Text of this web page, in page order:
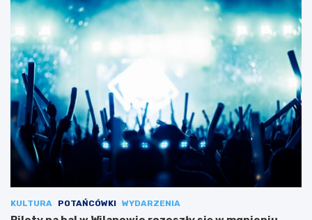
KULTURA POTAŃCÓWKI WYDARZENIA